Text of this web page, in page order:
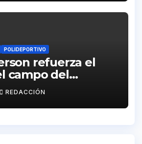
POLIDEPORTIVO
refuerza el
campo del
Cajasol Sporting
REDACCIÓN